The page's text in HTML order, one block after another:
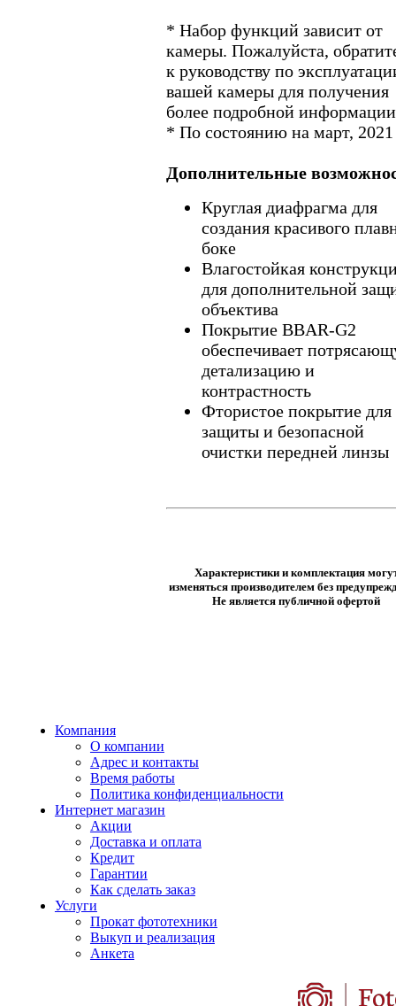
* Набор функций зависит от
камеры. Пожалуйста,
к руководству по
вашей камеры для получения
более подробной
* По состоянию на март, 2021
Дополнительные
Круглая диафрагма для
создания красивого
боке
Влагостойкая
для дополнительной
объектива
Покрытие BBAR-G2
обеспечивает
детализацию и
контрастность
Фтористое покрытие для
защиты и безопасной
очистки передней линзы
Характеристики и комплектация
изменяться производителем без
Не является публичной офертой
Компания
О компании
Адрес и контакты
Время работы
Политика конфиденциальности
Интернет магазин
Акции
Доставка и оплата
Кредит
Гарантии
Как сделать заказ
Услуги
Прокат фототехники
Выкуп и реализация
Анкета